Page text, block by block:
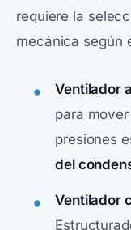
requiere la
mecánica según
Ventilador
para
presiones
del
Ventilador